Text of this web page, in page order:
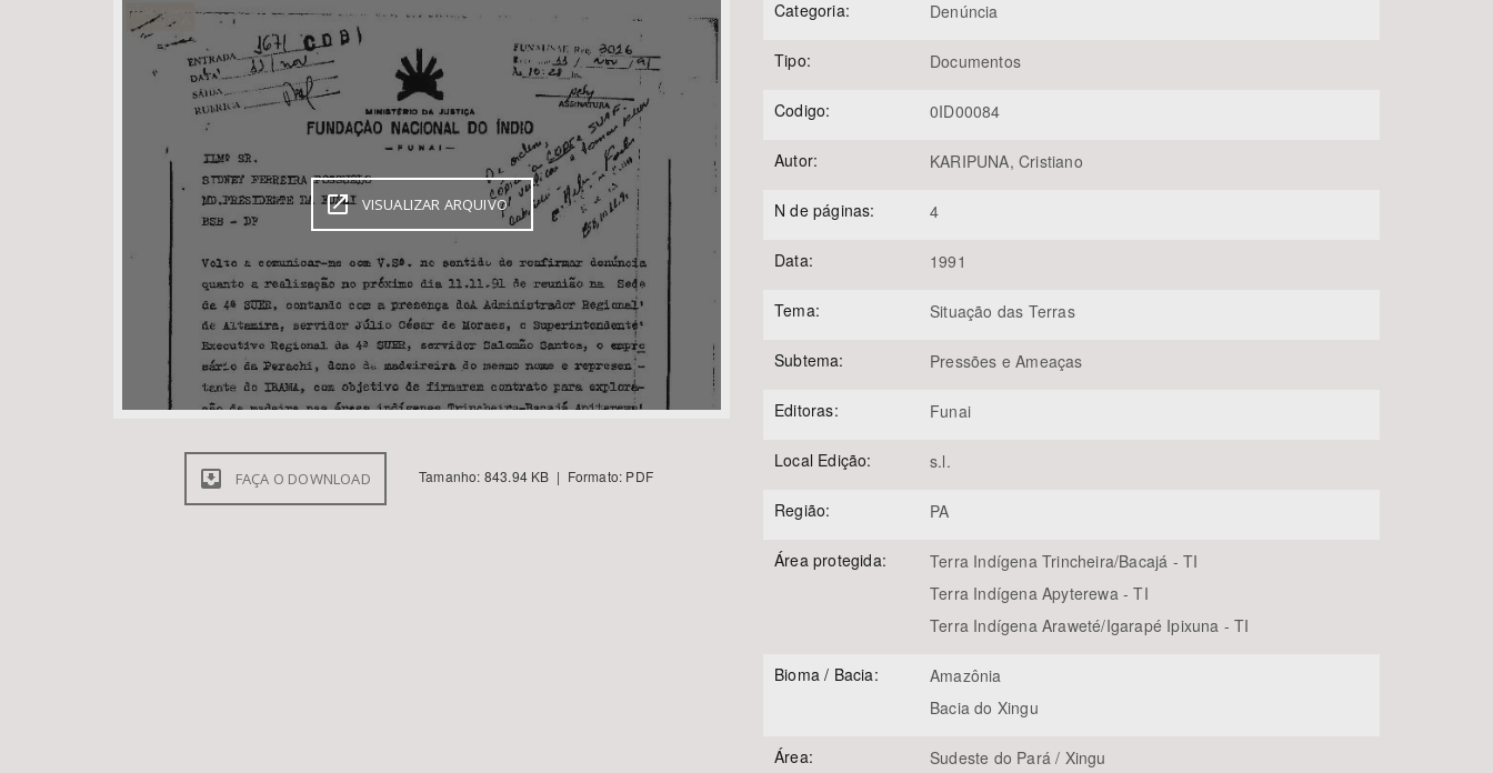
Área de Levantamento Área Protegida
VISUALIZAR ARQUIVO
FAÇA O DOWNLOAD Tamanho: 843.94 KB | Formato: PDF
Categoria: Denúncia
Tipo: Documentos
Codigo: 0ID00084
Autor: KARIPUNA, Cristiano
N de páginas: 4
Data: 1991
Tema: Situação das Terras
Subtema: Pressões e Ameaças
Editoras: Funai
Local Edição: s.l.
Região: PA
Área protegida:
Terra Indígena Trincheira/Bacajá - TI
Terra Indígena Apyterewa - TI
Terra Indígena Araweté/Igarapé Ipixuna - TI
Bioma / Bacia:
Amazônia
Bacia do Xingu
Área: Sudeste do Pará / Xingu